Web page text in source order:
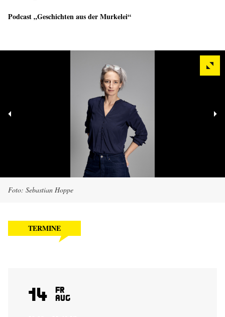
Podcast „Geschichten aus der Murkelei“
Foto: Sebastian Hoppe
TERMINE
14 Fr
Aug